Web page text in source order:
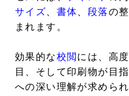
サイズ
書体 段落の
まれます。
効果的な校閲 には、高
目、そして印刷物が目
への深い理解が求めら